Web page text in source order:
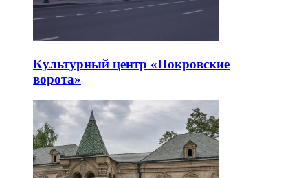
Культурный центр «Покровские
ворота»